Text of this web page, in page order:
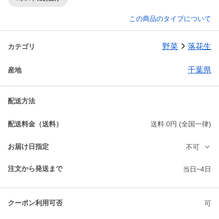
この商品のタイプについて
カテゴリ 野菜 落花生
産地 千葉県
配送方法
配送料金（送料） 送料:0円 (全国一律)
お届け日指定 不可
注文から発送まで 当日~4日
クーポン利用可否 可